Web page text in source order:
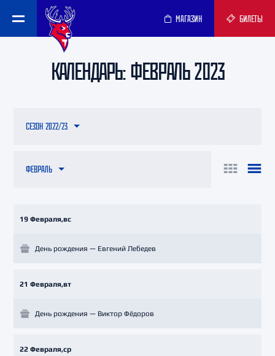
МАГАЗИН БИЛЕТЫ
КАЛЕНДАРЬ: ФЕВРАЛЬ 2023
ФЕВРАЛЬ
СЕЗОН 2022/23
19 Февраля,вс
День рождения — Евгений Лебедев
21 Февраля,вт
День рождения — Виктор Фёдоров
22 Февраля,ср